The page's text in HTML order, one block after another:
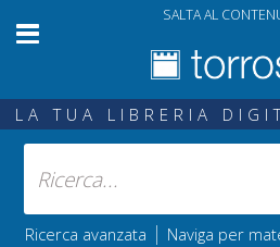
SALTA AL
LA TUA LIBRERIA
Ricerca avanzata | Naviga per